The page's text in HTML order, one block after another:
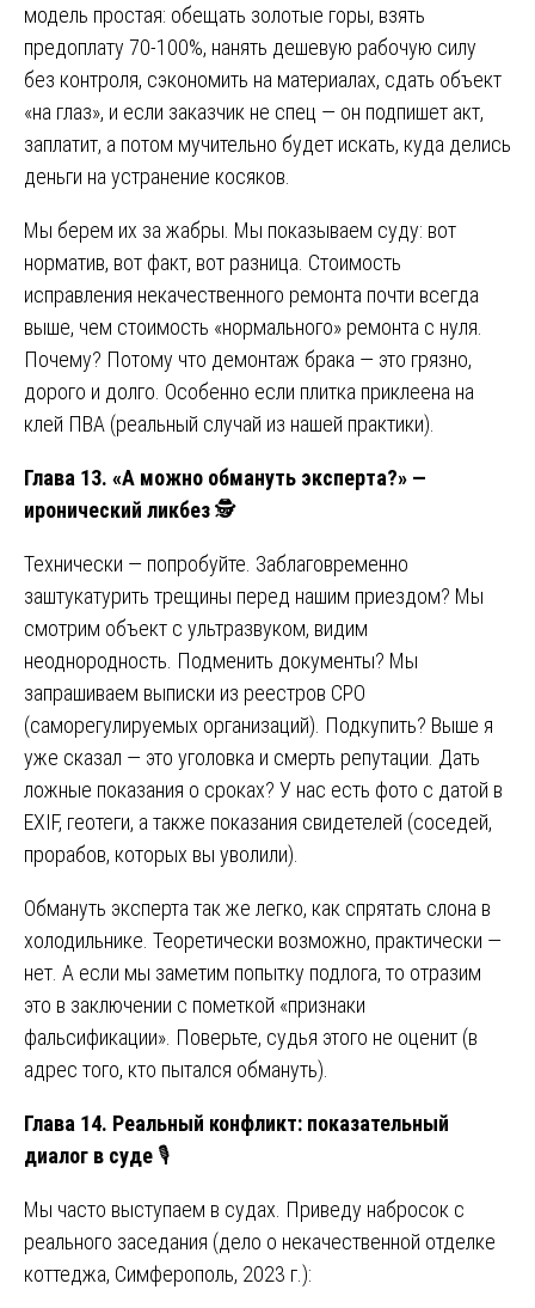
модель простая: обещать золотые горы, взять
предоплату 70-100%, нанять дешевую рабочую силу
без контроля, сэкономить на материалах, сдать объект
«на глаз», и если заказчик не спец — он подпишет акт,
заплатит, а потом мучительно будет искать, куда делись
деньги на устранение косяков.
Мы берем их за жабры. Мы показываем суду: вот
норматив, вот факт, вот разница. Стоимость
исправления некачественного ремонта почти всегда
выше, чем стоимость «нормального» ремонта с нуля.
Почему? Потому что демонтаж брака — это грязно,
дорого и долго. Особенно если плитка приклеена на
клей ПВА (реальный случай из нашей практики).
Глава 13. «А можно обмануть эксперта?» —
иронический ликбез🕵️
Технически — попробуйте. Заблаговременно
заштукатурить трещины перед нашим приездом? Мы
смотрим объект с ультразвуком, видим
неоднородность. Подменить документы? Мы
запрашиваем выписки из реестров СРО
(саморегулируемых организаций). Подкупить? Выше я
уже сказал — это уголовка и смерть репутации. Дать
ложные показания о сроках? У нас есть фото с датой в
EXIF, геотеги, а также показания свидетелей (соседей,
прорабов, которых вы уволили).
Обмануть эксперта так же легко, как спрятать слона в
холодильнике. Теоретически возможно, практически —
нет. А если мы заметим попытку подлога, то отразим
это в заключении с пометкой «признаки
фальсификации». Поверьте, судья этого не оценит (в
адрес того, кто пытался обмануть).
Глава 14. Реальный конфликт: показательный
диалог в суде 🎙️
Мы часто выступаем в судах. Приведу набросок с
реального заседания (дело о некачественной отделке
коттеджа, Симферополь, 2023 г.):